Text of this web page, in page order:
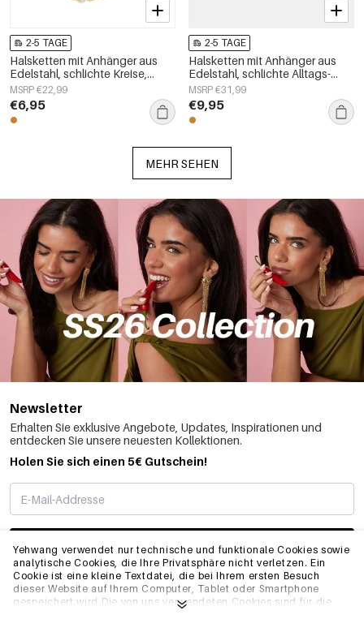
Yehwang verwendet nur technische und funktionale Cookies sowie
analytische Cookies, die Ihre Privatsphäre nicht verletzen. Ein
Cookie ist eine kleine Textdatei, die bei Ihrem ersten Besuch
dieser Website auf Ihrem Computer, Tablet oder Smartphone
gespeichert wird.Die von uns verwendeten Cookies sind für die
2-5 TAGE
Halsketten mit Anhänger aus
Edelstahl, schlichte Kreise,
Alltagsschmuck-Serie,
Damenschmuck
MSRP €22,99
€6,95
2-5 TAGE
Halsketten mit Anhänger aus
Edelstahl, schlichte Alltags-
Serie, Damenschmuck
MSRP €31,99
€9,95
MEHR SEHEN
Newsletter
Erhalten Sie exklusive Angebote, Updates, Inspirationen und
entdecken Sie unsere neuesten Kollektionen.
Holen Sie sich einen 5€ Gutschein!
ABONNIEREN
INFO